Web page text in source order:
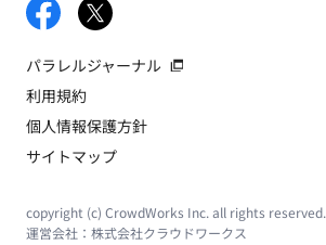
パラレルジャーナル
利用規約
個人情報保護方針
サイトマップ
copyright (c) CrowdWorks Inc. all rights reserved.
運営会社： 株式会社クラウドワークス